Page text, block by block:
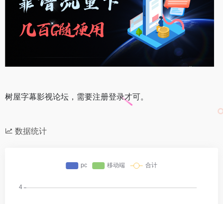
树屋字幕影视论坛，需要注册登录才可。
数据统计